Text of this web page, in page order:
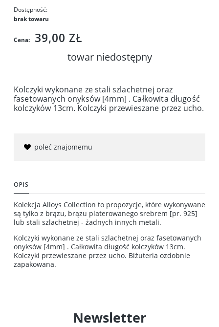
Dostępność:
brak towaru
Cena: 39,00 ZŁ
towar niedostępny
Kolczyki wykonane ze stali szlachetnej oraz
fasetowanych onyksów [4mm] . Całkowita długość
kolczyków 13cm. Kolczyki przewieszane przez ucho.
poleć znajomemu
OPIS
Kolekcja Alloys Collection to propozycje, które wykonywane
są tylko z brązu, brązu platerowanego srebrem [pr. 925]
lub stali szlachetnej - żadnych innych metali.
Kolczyki wykonane ze stali szlachetnej oraz fasetowanych
onyksów [4mm] . Całkowita długość kolczyków 13cm.
Kolczyki przewieszane przez ucho. Biżuteria ozdobnie
zapakowana.
Newsletter